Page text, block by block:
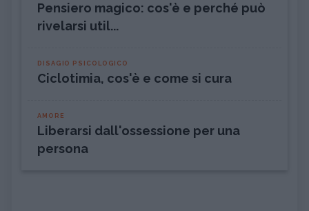
Pensiero magico: cos'è e perché può
rivelarsi util...
DISAGIO PSICOLOGICO
Ciclotimia, cos'è e come si cura
AMORE
Liberarsi dall'ossessione per una
persona